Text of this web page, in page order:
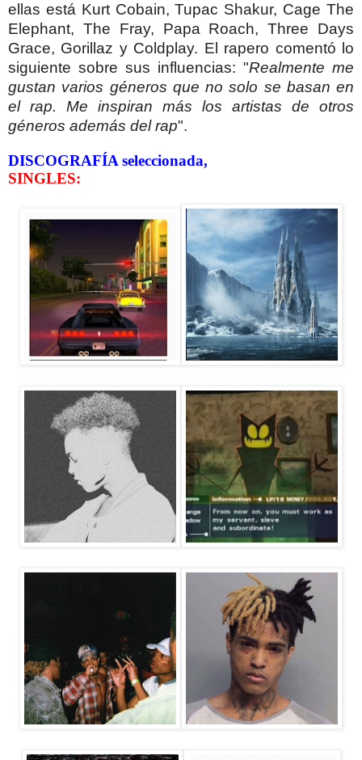
ellas está Kurt Cobain, Tupac Shakur, Cage The
Elephant, The Fray, Papa Roach, Three Days
Grace, Gorillaz y Coldplay. El rapero comentó lo
siguiente sobre sus influencias: "Realmente me
gustan varios géneros que no solo se basan en
el rap. Me inspiran más los artistas de otros
géneros además del rap".
DISCOGRAFÍA seleccionada,
SINGLES: